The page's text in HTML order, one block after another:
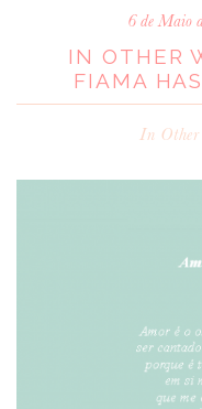
6 de Maio
IN OTHER
FIAMA
In Other